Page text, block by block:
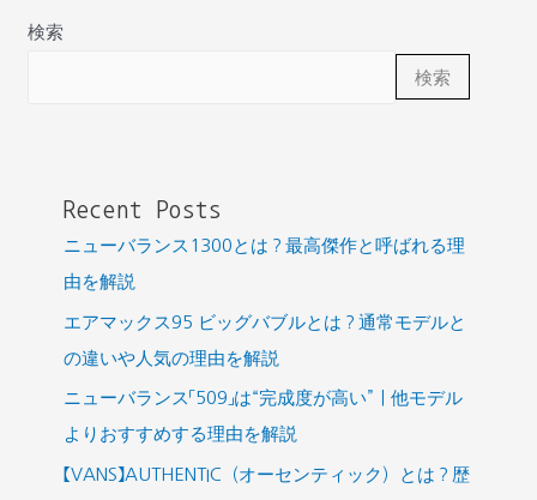
理
検索
検索
Recent Posts
ニューバランス1300とは？最高傑作と呼ばれる理
由を解説
エアマックス95 ビッグバブルとは？通常モデルと
の違いや人気の理由を解説
ニューバランス「509」は“完成度が高い”｜他モデル
よりおすすめする理由を解説
【VANS】AUTHENTIC（オーセンティック）とは？歴